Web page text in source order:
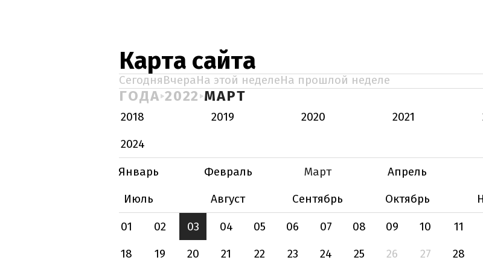
Карта сайта
СегодняВчераНа этой неделеНа прошлой неделе
ГОДА 2022 МАРТ
2018 2019 2020 2021
2024
Январь
Февраль Март Апрель
Июль
Август Сентябрь Октябрь
01
02 03 04 05 06 07 08 09 10 11
18
19 20 21 22 23 24 25 26 27 28